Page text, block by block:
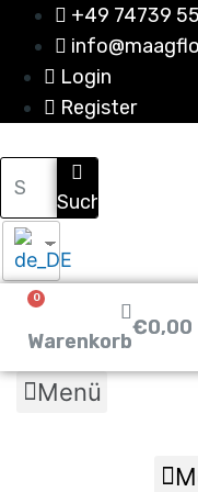
Zum
Inhalt
wechseln
+49 74739
Login
Register
Suche
€0,00
0
Warenkorb
Menü